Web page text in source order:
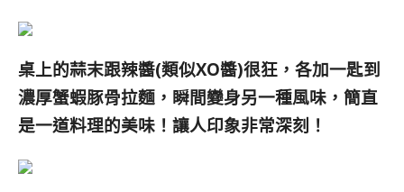
桌上的蒜末跟辣醬(類似XO醬)很狂，各加一匙到
濃厚蟹蝦豚骨拉麵，瞬間變身另一種風味，簡直
是一道料理的美味！讓人印象非常深刻！